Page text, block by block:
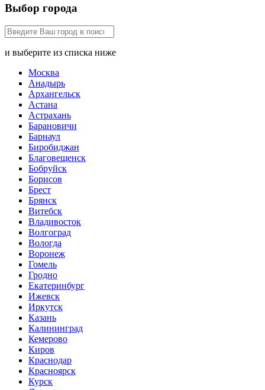
Выбор города
и выберите из списка ниже
Москва
Анадырь
Архангельск
Астана
Астрахань
Барановичи
Барнаул
Биробиджан
Благовещенск
Бобруйск
Борисов
Брест
Брянск
Витебск
Владивосток
Волгоград
Вологда
Воронеж
Гомель
Гродно
Екатеринбург
Ижевск
Иркутск
Казань
Калининград
Кемерово
Киров
Краснодар
Красноярск
Курск